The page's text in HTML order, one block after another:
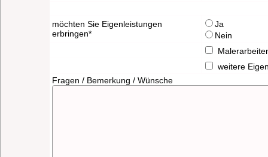
möchten Sie Eigenleistungen
erbringen*
Ja
Nein
weitere
Fragen / Bemerkung / Wünsche